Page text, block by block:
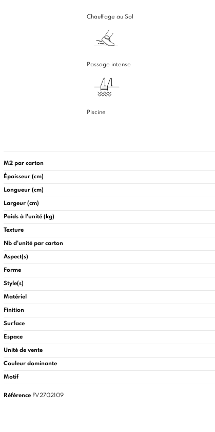
Chauffage au Sol
Passage intense
Piscine
M2 par carton
Épaisseur (cm)
Longueur (cm)
Largeur (cm)
Poids à l'unité (kg)
Texture
Nb d'unité par carton
Aspect(s)
Forme
Style(s)
Matériel
Finition
Surface
Espace
Unité de vente
Couleur dominante
Motif
Référence FV2702109